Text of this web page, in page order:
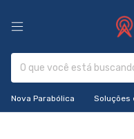
Nova Parabólica Soluções